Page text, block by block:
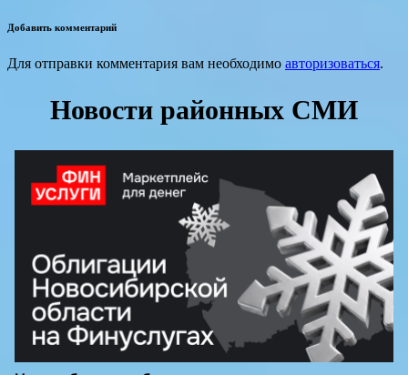
Добавить комментарий
Для отправки комментария вам необходимо авторизоваться.